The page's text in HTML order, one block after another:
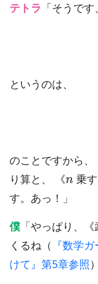
テトラ 「そうです
というのは、
のことですから、
り算と、 《
n
乗
す。あっ！」
僕 「やっぱり、
くるね（ 『数学
けて』第5章参照